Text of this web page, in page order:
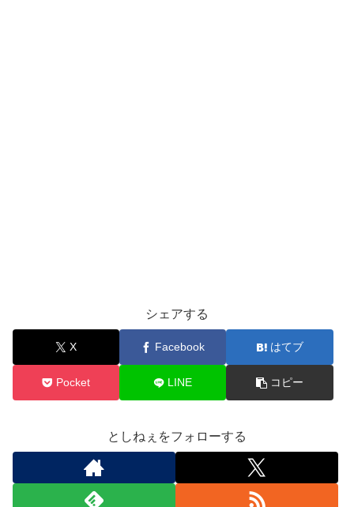
シェアする
X Facebook はてブ
Pocket LINE コピー
としねぇをフォローする